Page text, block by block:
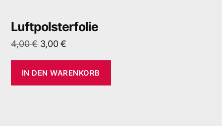
Luftpolsterfolie
4,00€ 3,00€
IN DEN WARENKORB